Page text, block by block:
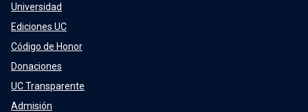
Universidad
Ediciones UC
Código de Honor
Donaciones
UC Transparente
Admisión